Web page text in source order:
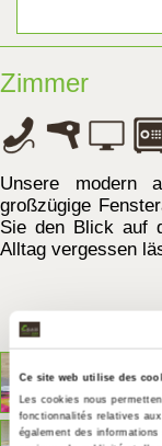
Ce site web utilise des
Les cookies nous
fonctionnalités relatives
également des
Zimmer
Unsere modern
großzügige
Sie den Blick auf
Alltag vergessen